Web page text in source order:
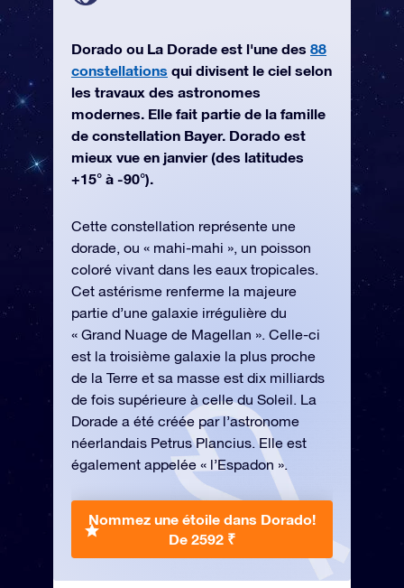
Dorado ou La Dorade est l'une des 88
constellations qui divisent le ciel selon
les travaux des astronomes
modernes. Elle fait partie de la famille
de constellation Bayer. Dorado est
mieux vue en janvier (des latitudes
+15° à -90°).
Cette constellation représente une
dorade, ou « mahi-mahi », un poisson
coloré vivant dans les eaux tropicales.
Cet astérisme renferme la majeure
partie d’une galaxie irrégulière du
« Grand Nuage de Magellan ». Celle-ci
est la troisième galaxie la plus proche
de la Terre et sa masse est dix milliards
de fois supérieure à celle du Soleil. La
Dorade a été créée par l’astronome
néerlandais Petrus Plancius. Elle est
également appelée « l’Espadon ».
Nommez une étoile dans Dorado!
De 2592 ₹